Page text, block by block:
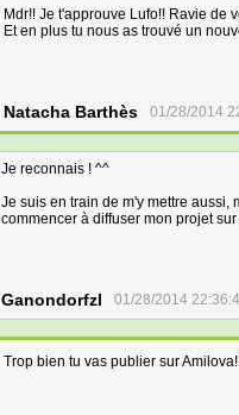
Mdr!! Je t'approuve Lufo!! Ravie de
Et en plus tu nous as trouvé un
Natacha Barthès 01/28/2014
Je reconnais ! ^^
Je suis en train de m'y mettre aussi,
commencer à diffuser mon projet sur
Ganondorfzl 01/28/2014
Trop bien tu vas publier sur